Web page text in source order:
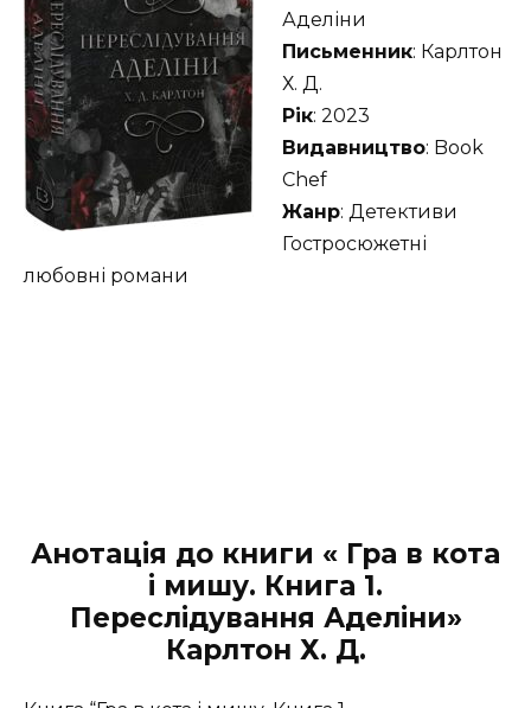
Аделіни
Письменник: Карлтон
Х. Д.
Рік: 2023
Видавництво: Book
Chef
Жанр: Детективи
Гостросюжетні
любовні романи
Анотація до книги « Гра в кота
і мишу. Книга 1.
Переслідування Аделіни»
Карлтон Х. Д.